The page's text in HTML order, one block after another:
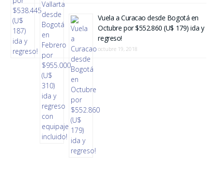
Vuela a Curacao desde Bogotá en
Octubre por $552.860 (U$ 179) ida y
regreso!
octubre 19, 2018